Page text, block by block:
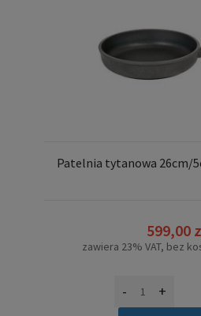
Patelnia tytanowa 26cm/
599,00
zawiera 23% VAT, bez
- +